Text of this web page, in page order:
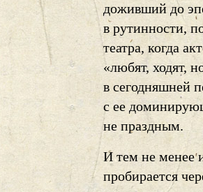
доживший до
в рутинности,
театра, когда
«любят, ходят,
в сегодняшней
с ее
не праздным.
И тем не менее
пробирается